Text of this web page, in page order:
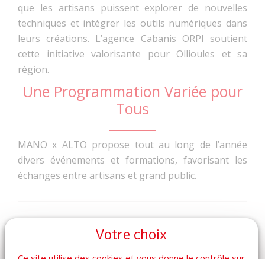
que les artisans puissent explorer de nouvelles
techniques et intégrer les outils numériques dans
leurs créations. L’agence Cabanis ORPI soutient
cette initiative valorisante pour Ollioules et sa
région.
Une Programmation Variée pour
Tous
MANO x ALTO propose tout au long de l’année
divers événements et formations, favorisant les
échanges entre artisans et grand public.
Agence Cabanis ORPI
se réjouit du lancement de
MANO x ALTO, un centre qui renforce l’identité
Votre choix